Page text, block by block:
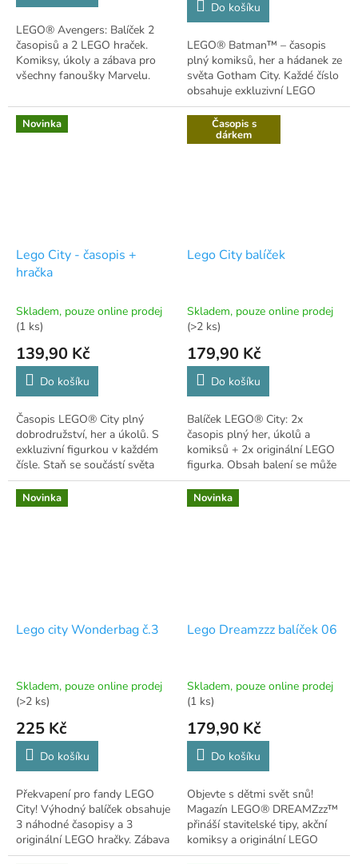
LEGO® Avengers: Balíček 2
časopisů a 2 LEGO hraček.
Komiksy, úkoly a zábava pro
všechny fanoušky Marvelu.
Do košíku
LEGO® Batman™ – časopis
plný komiksů, her a hádanek ze
světa Gotham City. Každé číslo
obsahuje exkluzivní LEGO
stavebnici! 🦇
Novinka
Lego City - časopis +
hračka
Skladem, pouze online prodej
(1 ks)
139,90 Kč
Do košíku
Časopis LEGO® City plný
dobrodružství, her a úkolů. S
exkluzivní figurkou v každém
čísle. Staň se součástí světa
LEGO® City!
Časopis s
dárkem
Lego City balíček
Skladem, pouze online prodej
(>2 ks)
179,90 Kč
Do košíku
Balíček LEGO® City: 2x
časopis plný her, úkolů a
komiksů + 2x originální LEGO
figurka. Obsah balení se může
lišit.
Novinka
Lego city Wonderbag č.3
Skladem, pouze online prodej
(>2 ks)
225 Kč
Do košíku
Překvapení pro fandy LEGO
City! Výhodný balíček obsahuje
3 náhodné časopisy a 3
originální LEGO hračky. Zábava
a stavění v jednom.
Novinka
Lego Dreamzzz balíček 06
Skladem, pouze online prodej
(1 ks)
179,90 Kč
Do košíku
Objevte s dětmi svět snů!
Magazín LEGO® DREAMZzz™
přináší stavitelské tipy, akční
komiksy a originální LEGO
hračku jako dárek.